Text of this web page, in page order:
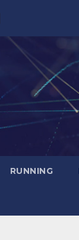
RUNNING